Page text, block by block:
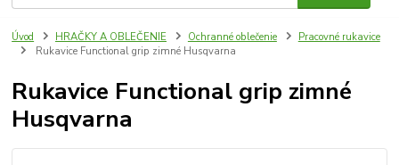
Úvod HRAČKY A OBLEČENIE Ochranné oblečenie
Pracovné rukavice
Rukavice Functional grip zimné Husqvarna
Rukavice Functional grip zimné
Husqvarna